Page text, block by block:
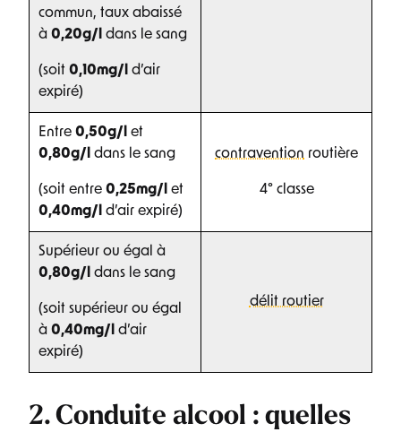
commun, taux abaissé
à 0,20g/l dans le sang
(soit 0,10mg/l d’air
expiré)
Entre 0,50g/l et
0,80g/l dans le sang
(soit entre 0,25mg/l et
0,40mg/l d’air expiré)
contravention routière
4° classe
Supérieur ou égal à
0,80g/l dans le sang
(soit supérieur ou égal
à 0,40mg/l d’air
expiré)
délit routier
2. Conduite alcool : quelles